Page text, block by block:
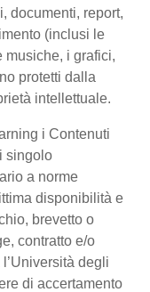
documenti, report,
(inclusi le
musiche, i grafici,
protetti dalla
intellettuale.
i Contenuti
singolo
a norme
disponibilità e
brevetto o
contratto e/o
degli
di accertamento